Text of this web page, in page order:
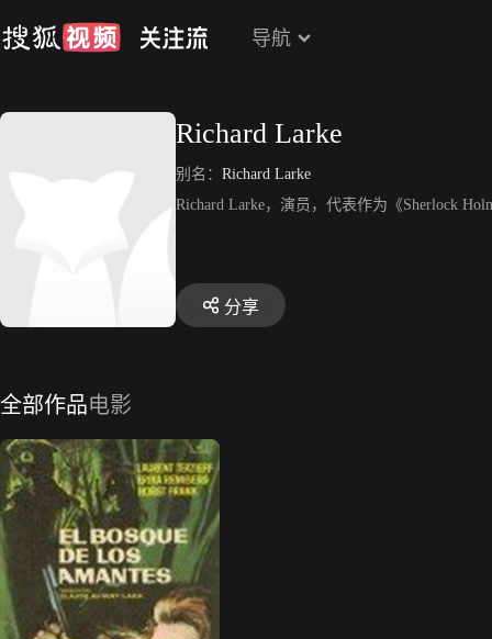
导航
Richard Larke
别名： Richard Larke
Richard Larke，演员，代表作为《Sherlock
分享
全部作品电影